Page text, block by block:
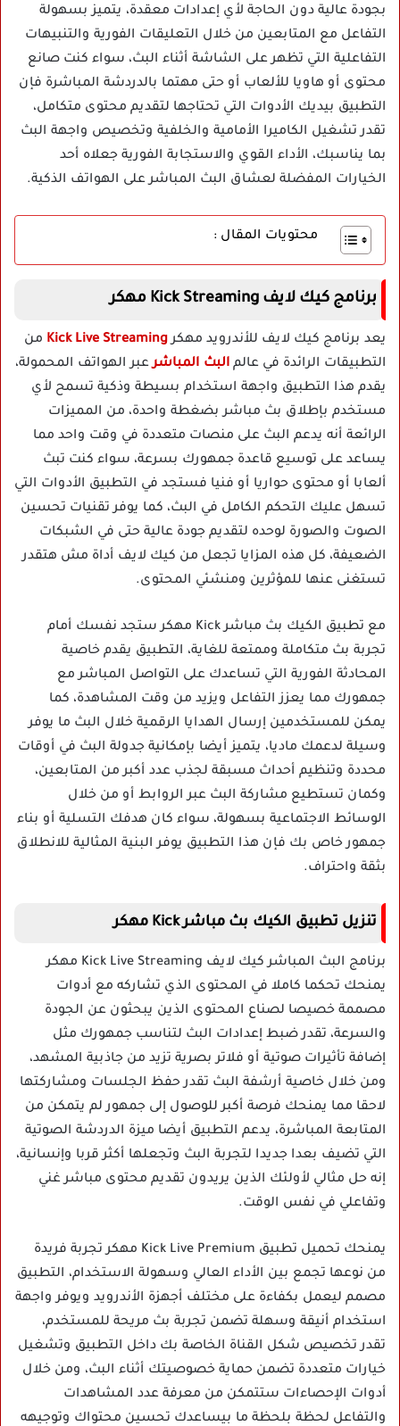
بجودة عالية دون الحاجة لأي إعدادات معقدة، يتميز بسهولة
التفاعل مع المتابعين من خلال التعليقات الفورية والتنبيهات
التفاعلية التي تظهر على الشاشة أثناء البث، سواء كنت صانع
محتوى أو هاويا للألعاب أو حتى مهتما بالدردشة المباشرة فإن
التطبيق بيديك الأدوات التي تحتاجها لتقديم محتوى متكامل،
تقدر تشغيل الكاميرا الأمامية والخلفية وتخصيص واجهة البث
بما يناسبك، الأداء القوي والاستجابة الفورية جعلاه أحد
الخيارات المفضلة لعشاق البث المباشر على الهواتف الذكية.
محتويات المقال :
برنامج كيك لايف Kick Streaming مهكر
يعد برنامج كيك لايف للأندرويد مهكرKick Live Streaming من
التطبيقات الرائدة في عالم البث المباشرعبر الهواتف المحمولة،
يقدم هذا التطبيق واجهة استخدام بسيطة وذكية تسمح لأي
مستخدم بإطلاق بث مباشر بضغطة واحدة، من المميزات
الرائعة أنه يدعم البث على منصات متعددة في وقت واحد مما
يساعد على توسيع قاعدة جمهورك بسرعة، سواء كنت تبث
ألعابا أو محتوى حواريا أو فنيا فستجد في التطبيق الأدوات التي
تسهل عليك التحكم الكامل في البث، كما يوفر تقنيات تحسين
الصوت والصورة لوحده لتقديم جودة عالية حتى في الشبكات
الضعيفة، كل هذه المزايا تجعل من كيك لايف أداة مش هتقدر
تستغنى عنها للمؤثرين ومنشئي المحتوى.
مع تطبيق الكيك بث مباشر Kick مهكر ستجد نفسك أمام
تجربة بث متكاملة وممتعة للغاية، التطبيق يقدم خاصية
المحادثة الفورية التي تساعدك على التواصل المباشر مع
جمهورك مما يعزز التفاعل ويزيد من وقت المشاهدة، كما
يمكن للمستخدمين إرسال الهدايا الرقمية خلال البث ما يوفر
وسيلة لدعمك ماديا، يتميز أيضا بإمكانية جدولة البث في أوقات
محددة وتنظيم أحداث مسبقة لجذب عدد أكبر من المتابعين،
وكمان تستطيع مشاركة البث عبر الروابط أو من خلال
الوسائط الاجتماعية بسهولة، سواء كان هدفك التسلية أو بناء
جمهور خاص بك فإن هذا التطبيق يوفر البنية المثالية للانطلاق
بثقة واحتراف.
تنزيل تطبيق الكيك بث مباشر Kick مهكر
برنامج البث المباشر كيك لايف Kick Live Streaming مهكر
يمنحك تحكما كاملا في المحتوى الذي تشاركه مع أدوات
مصممة خصيصا لصناع المحتوى الذين يبحثون عن الجودة
والسرعة، تقدر ضبط إعدادات البث لتناسب جمهورك مثل
إضافة تأثيرات صوتية أو فلاتر بصرية تزيد من جاذبية المشهد،
ومن خلال خاصية أرشفة البث تقدر حفظ الجلسات ومشاركتها
لاحقا مما يمنحك فرصة أكبر للوصول إلى جمهور لم يتمكن من
المتابعة المباشرة، يدعم التطبيق أيضا ميزة الدردشة الصوتية
التي تضيف بعدا جديدا لتجربة البث وتجعلها أكثر قربا وإنسانية،
إنه حل مثالي لأولئك الذين يريدون تقديم محتوى مباشر غني
وتفاعلي في نفس الوقت.
يمنحك تحميل تطبيق Kick Live Premium مهكر تجربة فريدة
من نوعها تجمع بين الأداء العالي وسهولة الاستخدام، التطبيق
مصمم ليعمل بكفاءة على مختلف أجهزة الأندرويد ويوفر واجهة
استخدام أنيقة وسهلة تضمن تجربة بث مريحة للمستخدم،
تقدر تخصيص شكل القناة الخاصة بك داخل التطبيق وتشغيل
خيارات متعددة تضمن حماية خصوصيتك أثناء البث، ومن خلال
أدوات الإحصاءات ستتمكن من معرفة عدد المشاهدات
والتفاعل لحظة بلحظة ما بيساعدك تحسين محتواك وتوجيهه